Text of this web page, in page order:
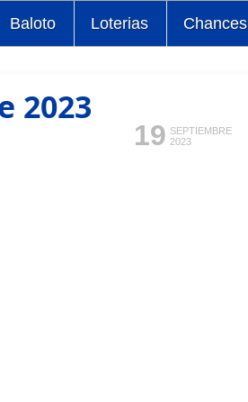
Baloto Loterias Chances
2023
19 SEPTIEMBRE
2023